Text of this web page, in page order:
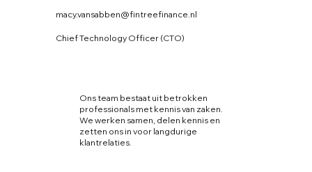
Ons team bestaat uit betrokken
professionals met kennis van zaken.
We werken samen, delen kennis en
zetten ons in voor langdurige
klantrelaties.
macy.vansabben@fintreefinance.nl
Chief Technology Officer (CTO)